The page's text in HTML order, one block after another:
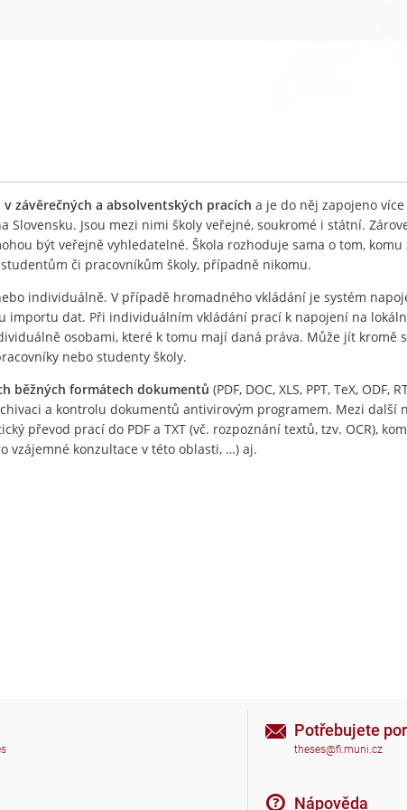
závěrečných a absolventských pracích a je do něj zapojeno více
Slovensku. Jsou mezi nimi školy veřejné, soukromé i státní.
být veřejně vyhledatelné. Škola rozhoduje sama o tom,
či pracovníkům školy, případně nikomu.
individuálně. V případě hromadného vkládání je systém
importu dat. Při individuálním vkládání prací k napojení na
osobami, které k tomu mají daná práva. Může jít kromě
nebo studenty školy.
běžných formátech dokumentů (PDF, DOC, XLS, PPT, TeX, ODF,
a kontrolu dokumentů antivirovým programem. Mezi další
převod prací do PDF a TXT (vč. rozpoznání textů, tzv. OCR),
vzájemné konzultace v této oblasti, …) aj.
Potřebujete
theses@fi.muni.cz
Nápověda